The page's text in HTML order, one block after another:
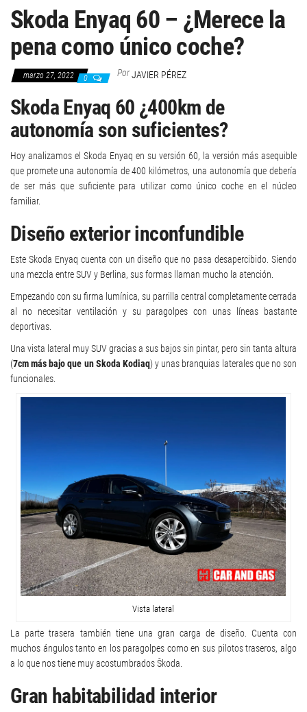
Skoda Enyaq 60 – ¿Merece la
pena como único coche?
marzo 27, 2022 0 PorJAVIER PÉREZ
Skoda Enyaq 60 ¿400km de
autonomía son suficientes?
Hoy analizamos el Skoda Enyaq en su versión 60, la versión más asequible
que promete una autonomía de 400 kilómetros, una autonomía que debería
de ser más que suficiente para utilizar como único coche en el núcleo
familiar.
Diseño exterior inconfundible
Este Skoda Enyaq cuenta con un diseño que no pasa desapercibido. Siendo
una mezcla entre SUV y Berlina, sus formas llaman mucho la atención.
Empezando con su firma lumínica, su parrilla central completamente cerrada
al no necesitar ventilación y su paragolpes con unas líneas bastante
deportivas.
Una vista lateral muy SUV gracias a sus bajos sin pintar, pero sin tanta altura
(7cm más bajo que un Skoda Kodiaq) y unas branquias laterales que no son
funcionales.
Vista lateral
La parte trasera también tiene una gran carga de diseño. Cuenta con
muchos ángulos tanto en los paragolpes como en sus pilotos traseros, algo
a lo que nos tiene muy acostumbrados Škoda.
Gran habitabilidad interior